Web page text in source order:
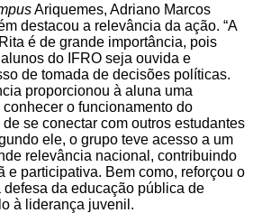
Ariquemes, Adriano Marcos
destacou a relevância da ação. “A
é de grande importância, pois
do IFRO seja ouvida e
de tomada de decisões políticas.
proporcionou à aluna uma
o funcionamento do
se conectar com outros estudantes
ele, o grupo teve acesso a um
relevância nacional, contribuindo
e participativa. Bem como, reforçou o
da educação pública de
à liderança juvenil.